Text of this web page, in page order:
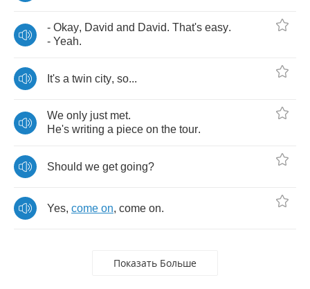
- Okay, David and David. That's easy.
- Yeah.
It's a twin city, so...
We only just met.
He's writing a piece on the tour.
Should we get going?
Yes, come on, come on.
Показать Больше